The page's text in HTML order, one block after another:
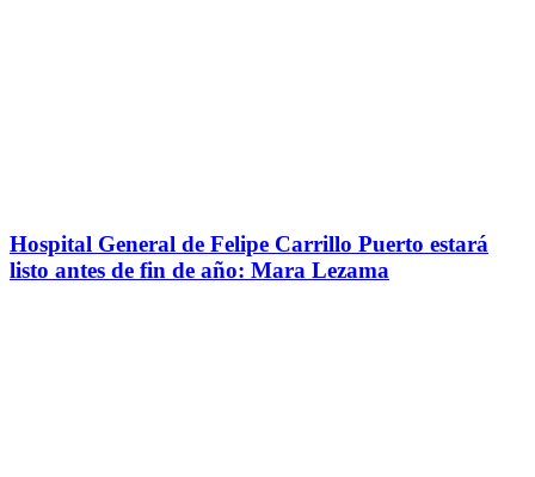
Hospital General de Felipe Carrillo Puerto estará
listo antes de fin de año: Mara Lezama